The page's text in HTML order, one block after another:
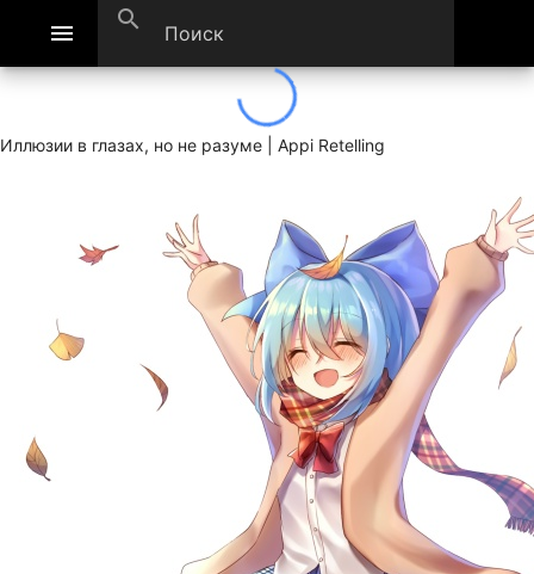
menu search
Иллюзии в глазах, но не разуме | Appi Retelling